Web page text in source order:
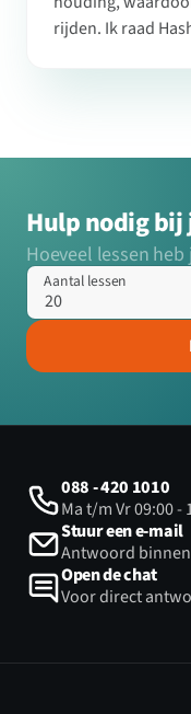
rijden. Ik raad
Hulp nodig bij
Hoeveel lessen heb
Aantal lessen
088 - 420 1010
Ma t/m Vr 09:00 -
Stuur een e-mail
Antwoord
Open de chat
Voor direct